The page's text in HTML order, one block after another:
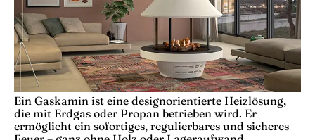
Ein Gaskamin ist eine designorientierte Heizlösung,
die mit Erdgas oder Propan betrieben wird. Er
ermöglicht ein sofortiges, regulierbares und sicheres